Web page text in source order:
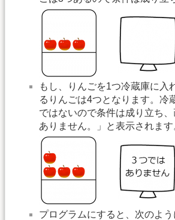
もし、りんごを1つ冷蔵庫に入
るりんごは4つとなります。冷
ではないので条件は成り立ち
ありません。」と表示されます
プログラムにすると、次のよう